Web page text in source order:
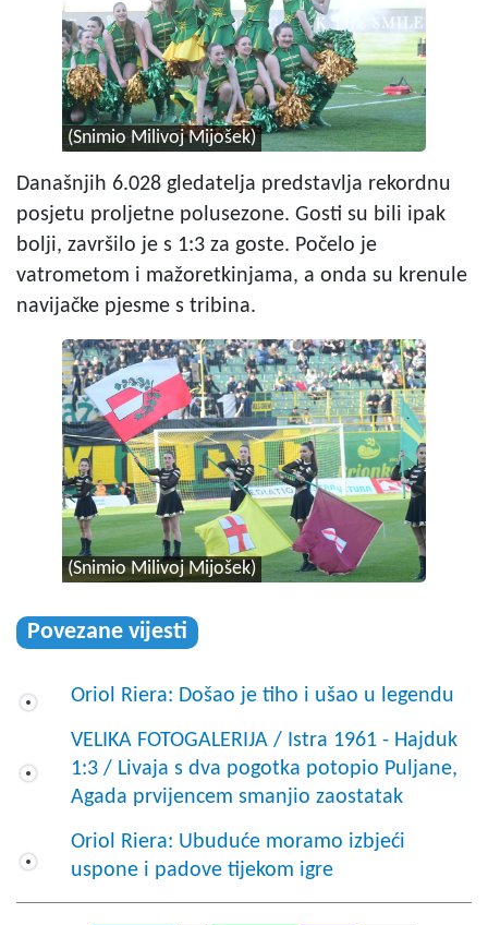
(Snimio Milivoj Mijošek)
Današnjih 6.028 gledatelja predstavlja rekordnu
posjetu proljetne polusezone. Gosti su bili ipak
bolji, završilo je s 1:3 za goste. Počelo je
vatrometom i mažoretkinjama, a onda su krenule
navijačke pjesme s tribina.
(Snimio Milivoj Mijošek)
Povezane vijesti
Oriol Riera: Došao je tiho i ušao u legendu
VELIKA FOTOGALERIJA / Istra 1961 - Hajduk
1:3 / Livaja s dva pogotka potopio Puljane,
Agada prvijencem smanjio zaostatak
Oriol Riera: Ubuduće moramo izbjeći
uspone i padove tijekom igre